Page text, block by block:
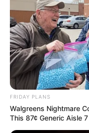
FRIDAY PLANS
Walgreens Nightmare
This 87¢ Generic Aisle